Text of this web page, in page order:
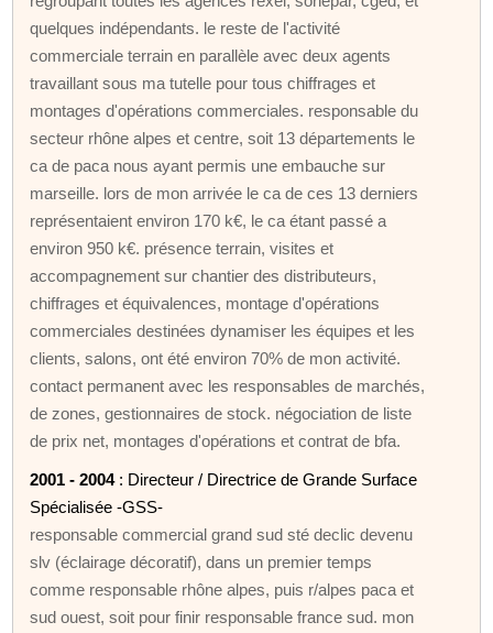
quelques indépendants. le reste de l'activité
commerciale terrain en parallèle avec deux agents
travaillant sous ma tutelle pour tous chiffrages et
montages d'opérations commerciales. responsable du
secteur rhône alpes et centre, soit 13 départements le
ca de paca nous ayant permis une embauche sur
marseille. lors de mon arrivée le ca de ces 13 derniers
représentaient environ 170 k€, le ca étant passé a
environ 950 k€. présence terrain, visites et
accompagnement sur chantier des distributeurs,
chiffrages et équivalences, montage d'opérations
commerciales destinées dynamiser les équipes et les
clients, salons, ont été environ 70% de mon activité.
contact permanent avec les responsables de marchés,
de zones, gestionnaires de stock. négociation de liste
de prix net, montages d'opérations et contrat de bfa.
2001 - 2004: Directeur / Directrice de Grande Surface
Spécialisée -GSS-
responsable commercial grand sud sté declic devenu
slv (éclairage décoratif), dans un premier temps
comme responsable rhône alpes, puis r/alpes paca et
sud ouest, soit pour finir responsable france sud. mon